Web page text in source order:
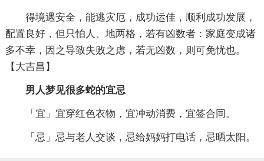
得境遇安全，能逃灾厄，成功运佳，顺利成功发展，
配置良好，但只怕人、地两格，若有凶数者：家庭变成诸
多不幸，因之导致失败之虑，若无凶数，则可免忧也。
【大吉昌】
男人梦见很多蛇的宜忌
「宜」宜穿红色衣物，宜冲动消费，宜签合同。
「忌」忌与老人交谈，忌给妈妈打电话，忌晒太阳。